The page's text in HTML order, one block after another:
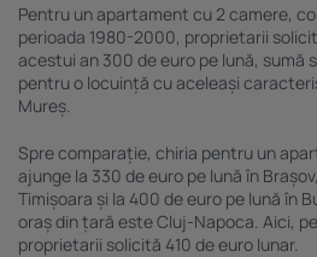
Pentru un apartament cu 2 camere,
perioada 1980-2000, proprietarii
acestui an 300 de euro pe lună, sumă
pentru o locuință cu aceleași
Mureș.
Spre comparație, chiria pentru un
ajunge la 330 de euro pe lună în
Timișoara și la 400 de euro pe lună în
oraș din țară este Cluj-Napoca. Aici,
proprietarii solicită 410 de euro lunar.